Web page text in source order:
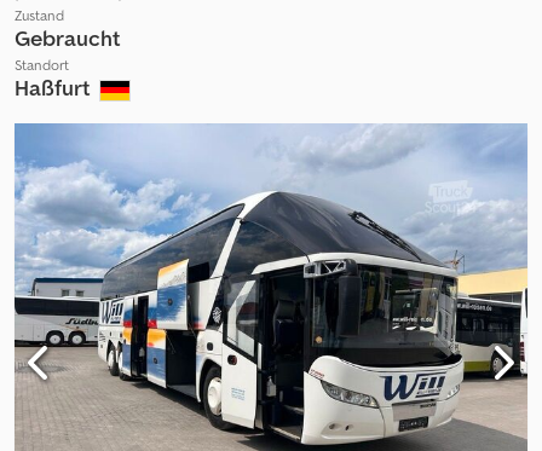
Zustand
Gebraucht
Standort
Haßfurt